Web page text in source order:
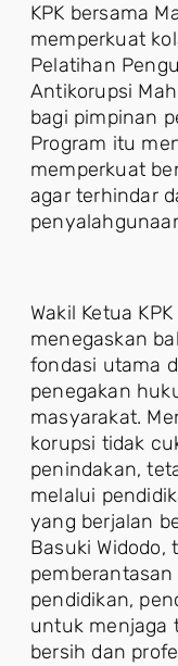
KPK bersama
memperkuat
Pelatihan
Antikorupsi
bagi pimpinan
Program itu
memperkuat
agar terhindar
Wakil Ketua
menegaskan
fondasi utama
penegakan
masyarakat.
korupsi tidak
penindakan,
melalui
yang berjalan
Basuki
pendidikan,
untuk menjaga
bersih dan